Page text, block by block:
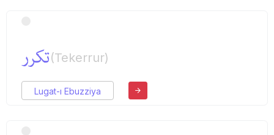
تكرر(Tekerrur)
Lugat-ı Ebuzziya